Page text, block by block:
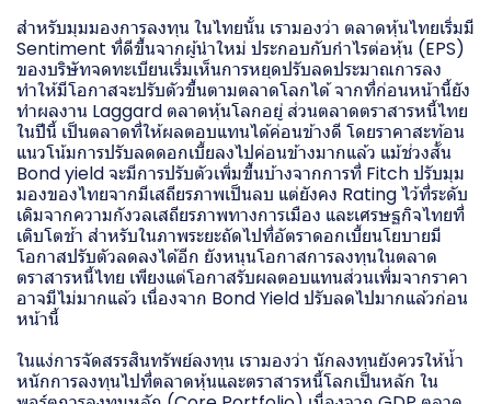
สำหรับมุมมองการลงทุน ในไทยนั้น เรามองว่า ตลาดหุ้นไทยเริ่มมี
Sentiment ที่ดีขึ้นจากผู้นำใหม่ ประกอบกับกำไรต่อหุ้น (EPS)
ของบริษัทจดทะเบียนเริ่มเห็นการหยุดปรับลดประมาณการลง
ทำให้มีโอกาสจะปรับตัวขึ้นตามตลาดโลกได้ จากที่ก่อนหน้านี้ยัง
ทำผลงาน Laggard ตลาดหุ้นโลกอยู่ ส่วนตลาดตราสารหนี้ไทย
ในปีนี้ เป็นตลาดที่ให้ผลตอบแทนได้ค่อนข้างดี โดยราคาสะท้อน
แนวโน้มการปรับลดดอกเบี้ยลงไปค่อนข้างมากแล้ว แม้ช่วงสั้น
Bond yield จะมีการปรับตัวเพิ่มขึ้นบ้างจากการที่ Fitch ปรับมุม
มองของไทยจากมีเสถียรภาพเป็นลบ แต่ยังคง Rating ไว้ที่ระดับ
เดิมจากความกังวลเสถียรภาพทางการเมือง และเศรษฐกิจไทยที่
เติบโตช้า สำหรับในภาพระยะถัดไปที่อัตราดอกเบี้ยนโยบายมี
โอกาสปรับตัวลดลงได้อีก ยังหนุนโอกาสการลงทุนในตลาด
ตราสารหนี้ไทย เพียงแต่โอกาสรับผลตอบแทนส่วนเพิ่มจากราคา
อาจมีไม่มากแล้ว เนื่องจาก Bond Yield ปรับลดไปมากแล้วก่อน
หน้านี้
ในแง่การจัดสรรสินทรัพย์ลงทุน เรามองว่า นักลงทุนยังควรให้น้ำ
หนักการลงทุนไปที่ตลาดหุ้นและตราสารหนี้โลกเป็นหลัก ใน